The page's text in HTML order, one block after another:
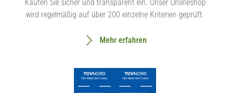
Kaufen Sie sicher und transparent ein. Unser Onlineshop
wird regelmäßig auf über 200 einzelne Kriterien geprüft.
Mehr erfahren